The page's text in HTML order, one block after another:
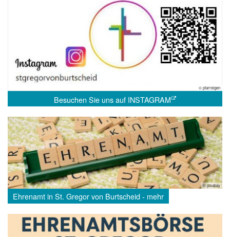
© pfarreigen
Besuchen Sie uns auf INSTAGRAM
© pixabay
Ehrenamt in St. Gregor von Burtscheid - mehr